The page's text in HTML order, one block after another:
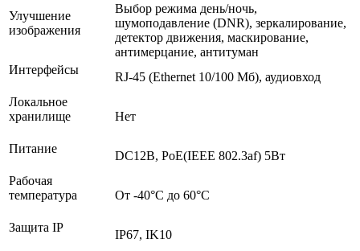
Улучшение
изображения
Выбор режима день/ночь,
шумоподавление (DNR), зеркалирование,
детектор движения, маскирование,
антимерцание, антитуман
Интерфейсы
RJ-45 (Ethernet 10/100 Мб), аудиовход
Локальное
хранилище
Нет
Питание
DC12В, PoE(IEEE 802.3af) 5Вт
Рабочая
температура
От -40°С до 60°С
Защита IP
IP67, IK10